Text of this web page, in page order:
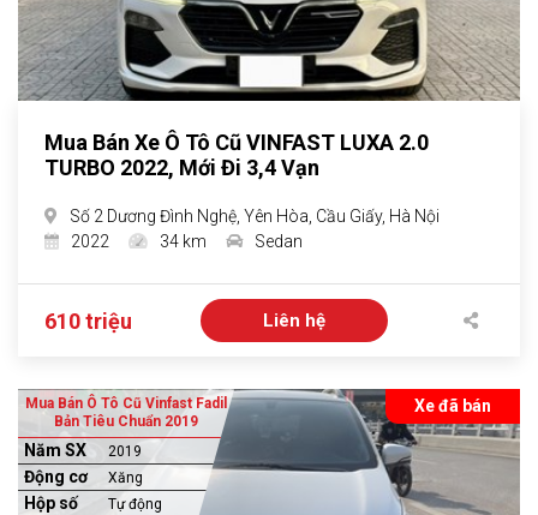
Mua Bán Xe Ô Tô Cũ VINFAST LUXA 2.0
TURBO 2022, Mới Đi 3,4 Vạn
Số 2 Dương Đình Nghệ, Yên Hòa, Cầu Giấy, Hà Nội
2022
34 km Sedan
610 triệu Liên hệ
Xe đã bán
Mua Bán Ô Tô Cũ Vinfast Fadil
Bản Tiêu Chuẩn 2019
Năm SX 2019
Động cơ Xăng
Hộp số Tự động